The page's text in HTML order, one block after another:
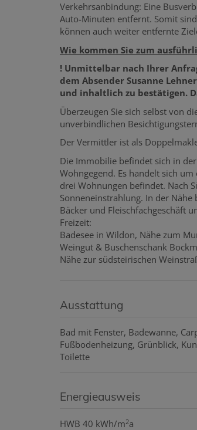
Verkehrsanbindung: Eine
Auto-Minuten entfernt. Somit
können auch weiter entfernte
Wie kommen Sie zum
! Unmittelbar nach Ihrer
dem Absender Susanne
und inhaltlich zu bestätigen.
Überzeugen Sie sich selbst von
unverbindlichen
Der Vermittler ist als
Die Immobilie befindet sich in
Wohngegend. Es handelt sich
drei Wohnungen befindet. Nach
Sonneneinstrahlung. In der
Bäcker und Fleischfachgeschäft
Freizeit:
Badesee in Wildon, Nähe zum
Weingut & Buschenschank
Nähe zur südsteirischen
Ausstattung
Bad mit Fenster Badewanne
Fußbodenheizung Grünblick
Toilette
Energieausweis
HWB 40 kWh/m2a